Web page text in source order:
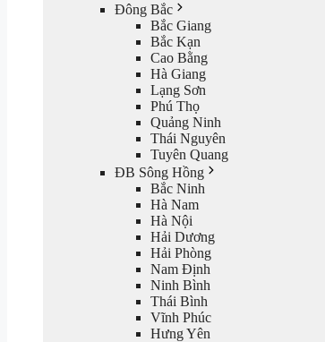
Đông Bắc
Bắc Giang
Bắc Kạn
Cao Bằng
Hà Giang
Lạng Sơn
Phú Thọ
Quảng Ninh
Thái Nguyên
Tuyên Quang
ĐB Sông Hồng
Bắc Ninh
Hà Nam
Hà Nội
Hải Dương
Hải Phòng
Nam Định
Ninh Bình
Thái Bình
Vĩnh Phúc
Hưng Yên